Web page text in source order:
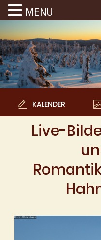
KALENDER
Live-
MENU